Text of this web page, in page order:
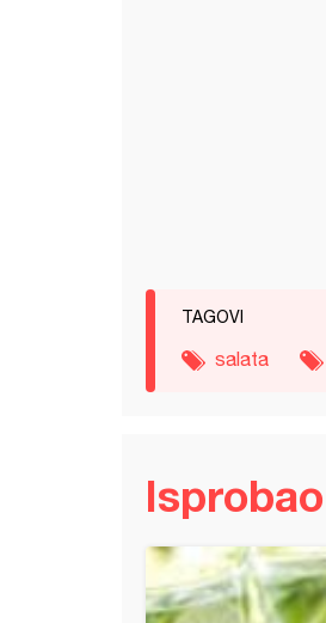
TAGOVI
salata
sa piletinom i slaninom